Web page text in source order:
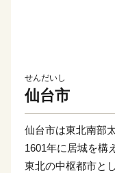
せんだいし
仙台市
仙台市は東北南部
1601年に居城を構
東北の中枢都市と